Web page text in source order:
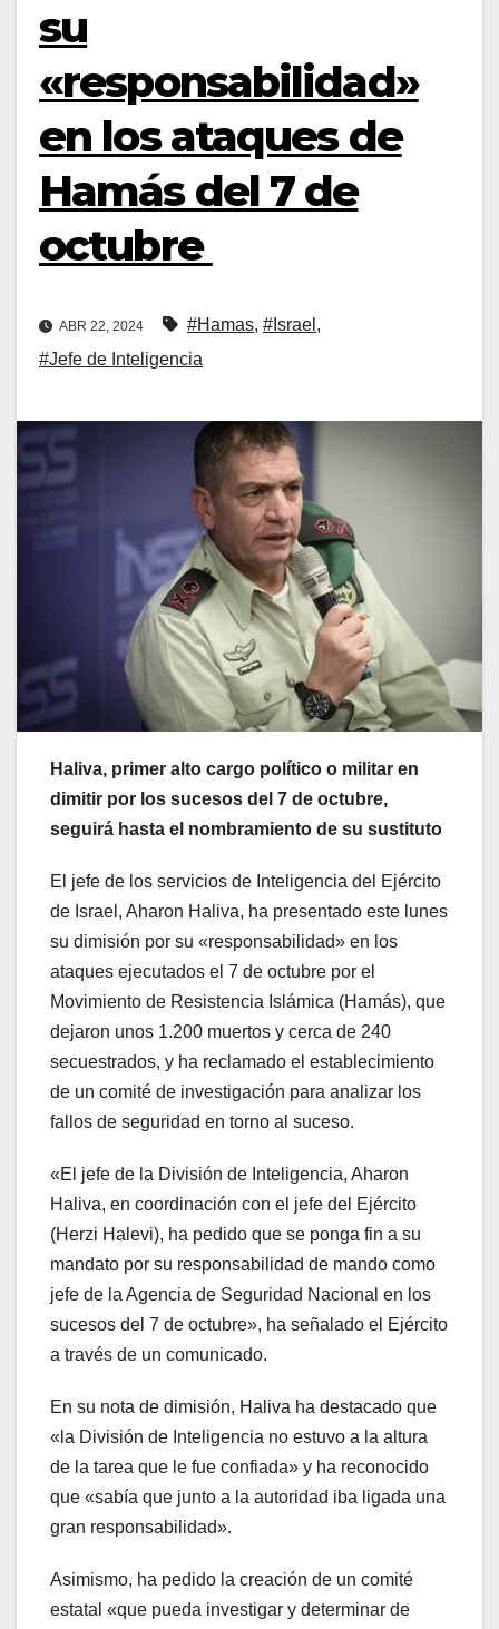
su
«responsabilidad»
en los ataques de
Hamás del 7 de
octubre
ABR 22, 2024 #Hamas, #Israel ,
#Jefe de Inteligencia
Haliva, primer alto cargo político o militar en
dimitir por los sucesos del 7 de octubre,
seguirá hasta el nombramiento de su sustituto
El jefe de los servicios de Inteligencia del Ejército
de Israel, Aharon Haliva, ha presentado este lunes
su dimisión por su «responsabilidad» en los
ataques ejecutados el 7 de octubre por el
Movimiento de Resistencia Islámica (Hamás), que
dejaron unos 1.200 muertos y cerca de 240
secuestrados, y ha reclamado el establecimiento
de un comité de investigación para analizar los
fallos de seguridad en torno al suceso.
«El jefe de la División de Inteligencia, Aharon
Haliva, en coordinación con el jefe del Ejército
(Herzi Halevi), ha pedido que se ponga fin a su
mandato por su responsabilidad de mando como
jefe de la Agencia de Seguridad Nacional en los
sucesos del 7 de octubre», ha señalado el Ejército
a través de un comunicado.
En su nota de dimisión, Haliva ha destacado que
«la División de Inteligencia no estuvo a la altura
de la tarea que le fue confiada» y ha reconocido
que «sabía que junto a la autoridad iba ligada una
gran responsabilidad».
Asimismo, ha pedido la creación de un comité
estatal «que pueda investigar y determinar de